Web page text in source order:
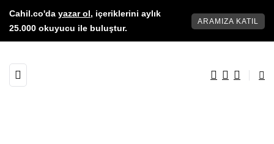
Cahil.co'da yazar ol, içeriklerini aylık
25.000 okuyucu ile buluştur.
ARAMIZA KATIL